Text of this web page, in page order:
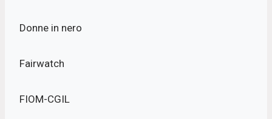
Donne in nero
Fairwatch
FIOM-CGIL